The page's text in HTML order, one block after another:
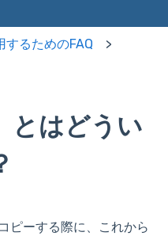
するためのFAQ
とはどうい
ピーする際に、これから